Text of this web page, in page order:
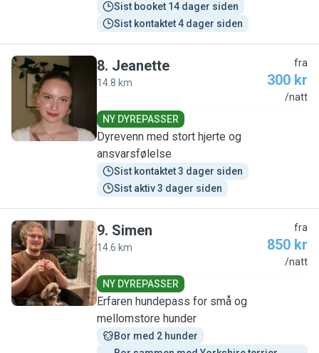
Sist booket 14 dager siden
Sist kontaktet 4 dager siden
J
8. Jeanette
14.8 km
fra
300 kr
/natt
NY DYREPASSER
Dyrevenn med stort hjerte og
ansvarsfølelse
Sist kontaktet 3 dager siden
Sist aktiv 3 dager siden
S
9. Simen
14.6 km
fra
850 kr
/natt
NY DYREPASSER
Erfaren hundepass for små og
mellomstore hunder
Bor med 2 hunder